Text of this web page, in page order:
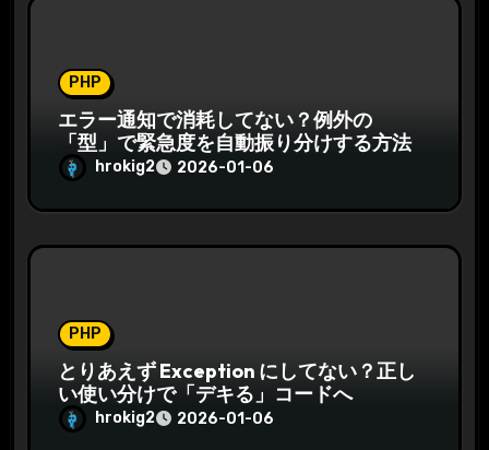
PHP
エラー通知で消耗してない？例外の
「型」で緊急度を自動振り分けする方法
hrokig2 2026-01-06
PHP
とりあえず Exception にしてない？正し
い使い分けで「デキる」コードへ
hrokig2 2026-01-06